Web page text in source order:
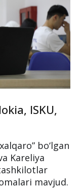
ISKU,
bo‘lgan
Kareliya
mavjud.